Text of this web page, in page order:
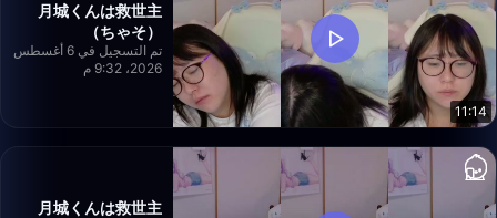
11:14
月城くんは救世主
（ちゃそ）
تم التسجيل في 6 أغسطس
2026، 9:32 م
月城くんは救世主